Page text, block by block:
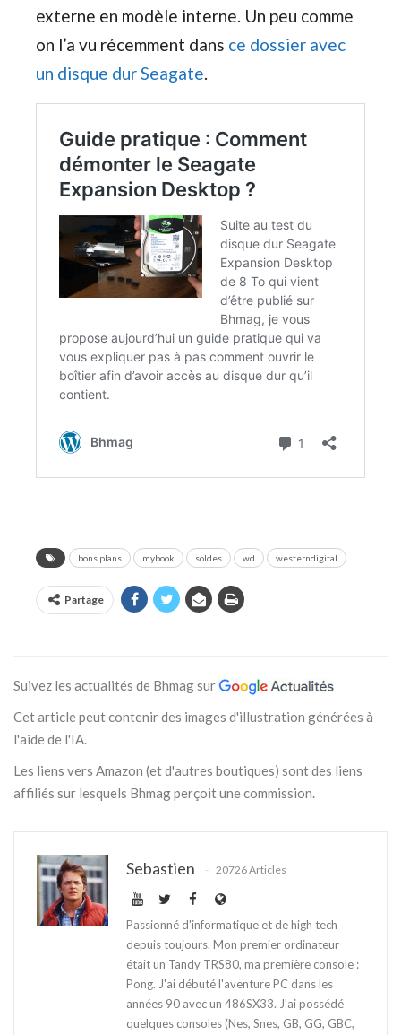
externe en modèle interne. Un peu comme
on l’a vu récemment dans ce dossier avec
un disque dur Seagate.
bons plans mybook soldes wd westerndigital
Partage
Suivez les actualités de Bhmag sur
Cet article peut contenir des images d'illustration générées à
l'aide de l'IA.
Les liens vers Amazon (et d'autres boutiques) sont des liens
affiliés sur lesquels Bhmag perçoit une commission.
Sebastien 20726 Articles
Passionné d'informatique et de high tech
depuis toujours. Mon premier ordinateur
était un Tandy TRS80, ma première console :
Pong. J'ai débuté l'aventure PC dans les
années 90 avec un 486SX33. J'ai possédé
quelques consoles (Nes, Snes, GB, GG, GBC,